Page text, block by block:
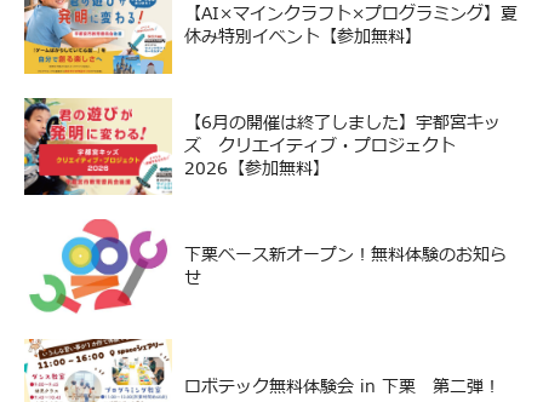
【AI×マインクラフト×プログラミング】夏
休み特別イベント【参加無料】
【6月の開催は終了しました】宇都宮キッ
ズ クリエイティブ・プロジェクト
2026【参加無料】
下栗ベース新オープン！無料体験のお知ら
せ
ロボテック無料体験会 in 下栗 第二弾！